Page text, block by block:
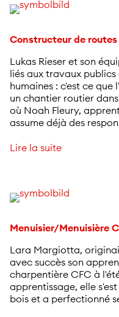
Constructeur de routes
Lukas Rieser et son
liés aux travaux
humaines : c'est ce
un chantier routier
où Noah Fleury,
assume déjà des
Lire la suite
Menuisier/Menuisière
Lara Margiotta,
avec succès son
charpentière CFC à
apprentissage, elle
bois et a perfectionné